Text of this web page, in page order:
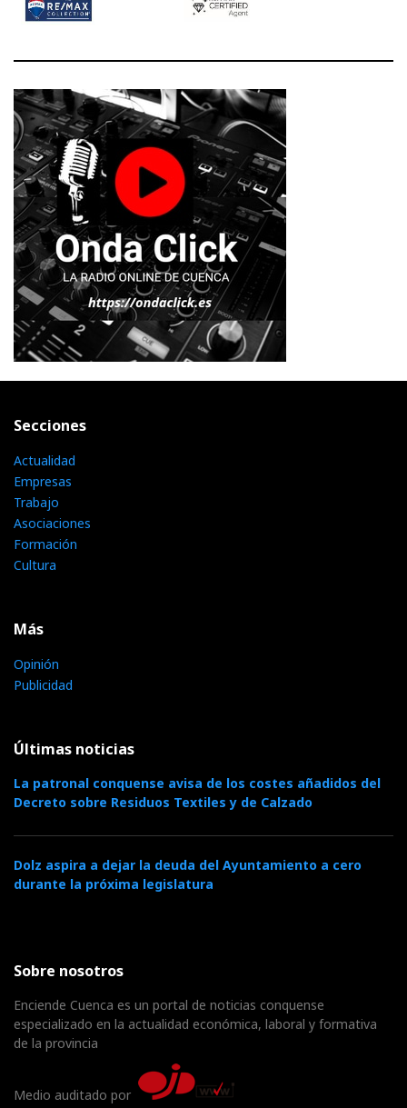
Secciones
Actualidad
Empresas
Trabajo
Asociaciones
Formación
Cultura
Más
Opinión
Publicidad
Últimas noticias
La patronal conquense avisa de los costes añadidos del
Decreto sobre Residuos Textiles y de Calzado
Dolz aspira a dejar la deuda del Ayuntamiento a cero
durante la próxima legislatura
Sobre nosotros
Enciende Cuenca es un portal de noticias conquense
especializado en la actualidad económica, laboral y formativa
de la provincia
Medio auditado por